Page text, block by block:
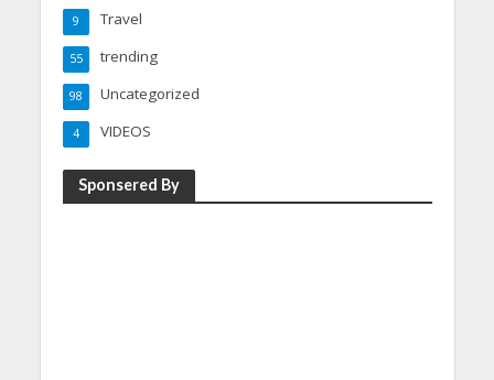
Travel
9
trending
55
Uncategorized
98
VIDEOS
4
Sponsered By